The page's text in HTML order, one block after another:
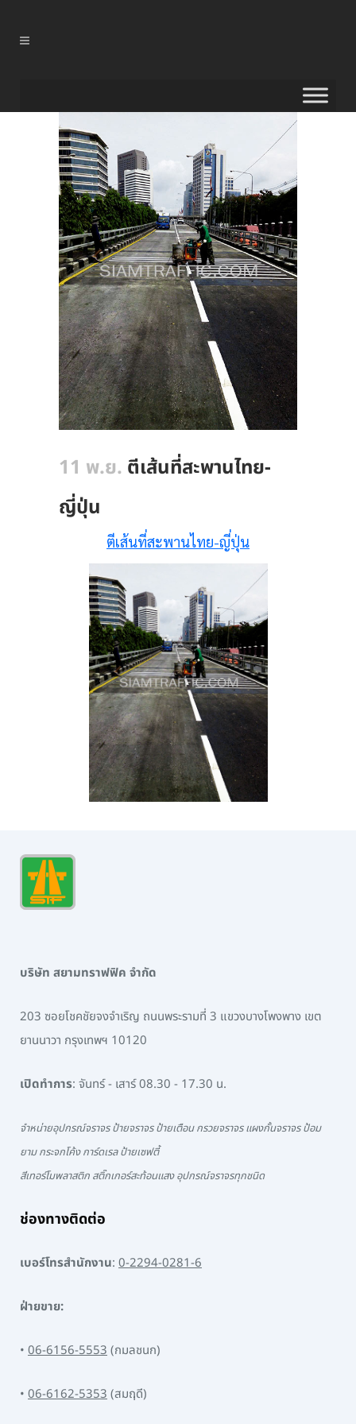
11 พ.ย. ตีเส้นที่สะพานไทย-
ญี่ปุ่น
ตีเส้นที่สะพานไทย-ญี่ปุ่น
บริษัท สยามทราฟฟิค จำกัด
203 ซอยโชคชัยจงจำเริญ ถนนพระรามที่ 3 แขวงบางโพงพาง เขต
ยานนาวา กรุงเทพฯ 10120
เปิดทำการ: จันทร์ - เสาร์ 08.30 - 17.30 น.
จำหน่ายอุปกรณ์จราจร ป้ายจราจร ป้ายเตือน กรวยจราจร แผงกั้นจราจร ป้อม
ยาม กระจกโค้ง การ์ดเรล ป้ายเซฟตี้
สีเทอร์โมพลาสติก สติ๊กเกอร์สะท้อนแสง อุปกรณ์จราจรทุกชนิด
ช่องทางติดต่อ
เบอร์โทรสำนักงาน: 0-2294-0281-6
ฝ่ายขาย:
• 06-6156-5553(กมลชนก)
• 06-6162-5353(สมฤดี)